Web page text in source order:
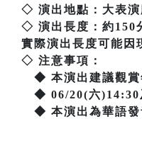
◇ 演出地點：大表演
◇ 演出長度：約150
實際演出長度可能因
◇ 注意事項：
◆ 本演出建議觀賞
◆ 06/20(六)14:30
◆ 本演出為華語發